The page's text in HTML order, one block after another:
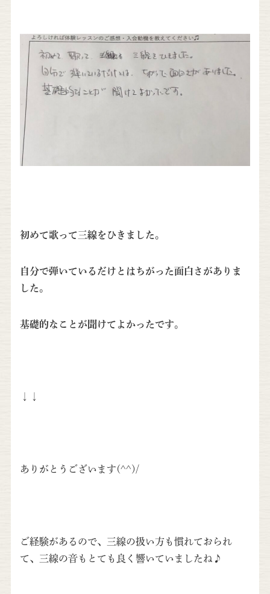
初めて歌って三線をひきました。
自分で弾いているだけとはちがった面白さがありま
した。
基礎的なことが聞けてよかったです。
↓↓
ありがとうございます(^^)/
ご経験があるので、三線の扱い方も慣れておられ
て、三線の音もとても良く響いていましたね♪